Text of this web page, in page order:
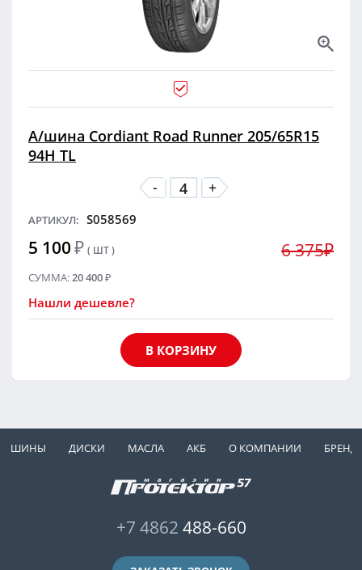
А/шина Cordiant Road Runner 205/65R15
94H TL
-
+
АРТИКУЛ: S058569
5 100₽ ( ШТ ) 6 375₽
СУММА:20 400₽
Нашли дешевле?
В КОРЗИНУ
ШИНЫ ДИСКИ МАСЛА АКБ О КОМПАНИИ
+7 4862 488-660